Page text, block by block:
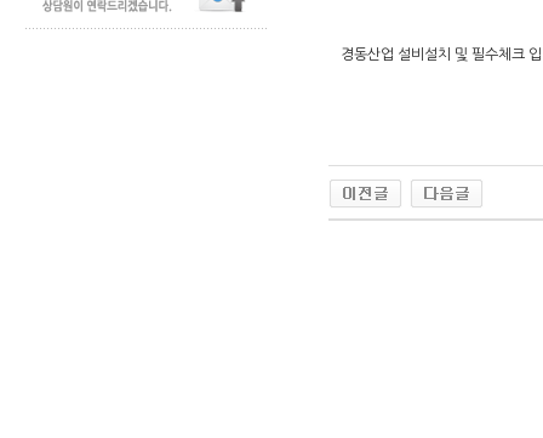
경동산업 설비설치 및 필수체크